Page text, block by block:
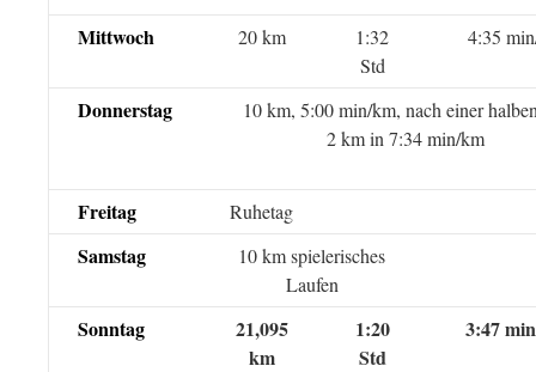
Mittwoch 20 km
1:32
Std
4:35
Donnerstag
10 km, 5:00 min/km, nach einer
2 km in 7:34 min/km
Freitag Ruhetag
Samstag
10 km spielerisches
Laufen
Sonntag
21,095
km
1:20
Std
3:47